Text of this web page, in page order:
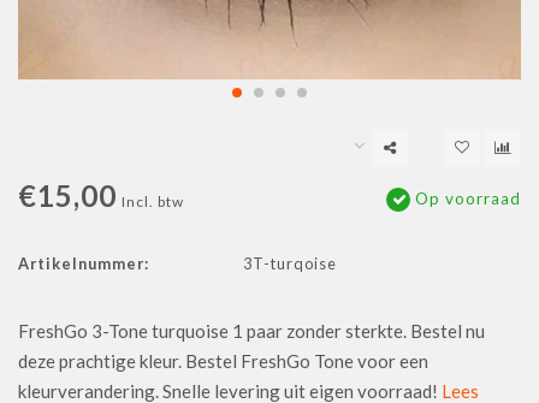
€15,00 Incl. btw Op voorraad
Artikelnummer: 3T-turqoise
FreshGo 3-Tone turquoise 1 paar zonder sterkte. Bestel nu
deze prachtige kleur. Bestel FreshGo Tone voor een
kleurverandering. Snelle levering uit eigen voorraad! Lees